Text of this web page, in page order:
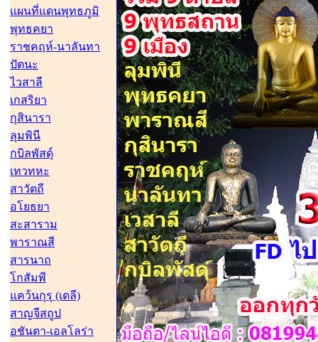
แผนที่แดนพุทธภูมิ
พุทธคยา
ราชคฤห์-นาลันทา
ปัตนะ
ไวสาลี
เกสริยา
กุสินารา
ลุมพินี
กบิลพัสดุ์
เทวทหะ
สาวัตถี
อโยธยา
สะสาราม
พาราณสี
สารนาถ
โกสัมพี
แคว้นกุรุ (เดลี)
สาญจีสถูป
อชันตา-เอลโลร่า